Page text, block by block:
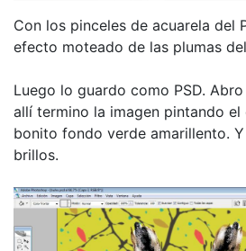
Con los pinceles de acuarela del
efecto moteado de las plumas
Luego lo guardo como PSD.
allí termino la imagen pintando el
bonito fondo verde amarillento.
brillos.